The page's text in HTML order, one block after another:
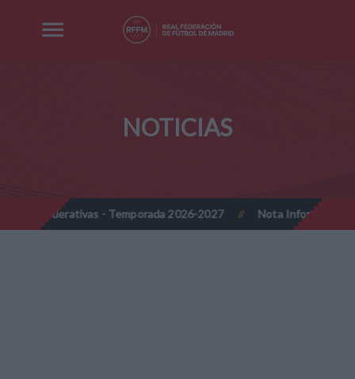
NOTICIAS
- Temporada 2026-2027 // Nota Informativa RFFM -